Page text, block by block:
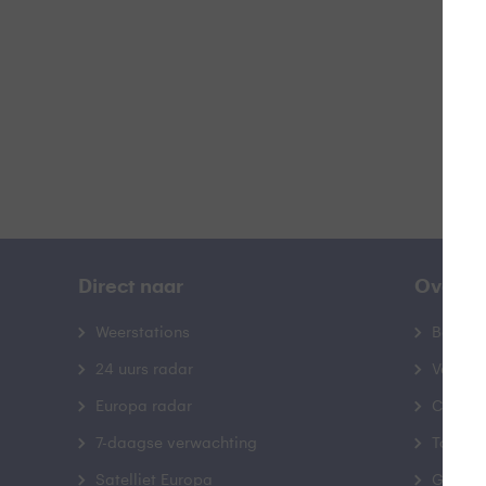
Direct naar
Weerstations
24 uurs radar
Europa radar
7-daagse verwachting
Satelliet Europa
Over
Contact